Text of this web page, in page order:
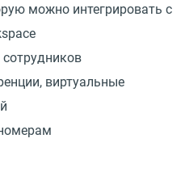
можно интегрировать с
виртуальные